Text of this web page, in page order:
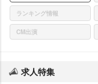
ランキング情報
CM出演
求人特集